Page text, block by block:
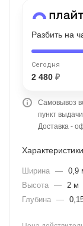
Разбить на
Сегодня
2 480 ₽
Самовывоз
пункт
Доставка -
Характеристики
Ширина — 0,9
Высота — 2 м
Глубина —
недели